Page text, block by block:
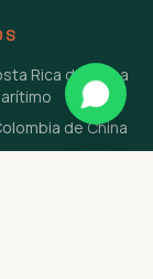
Rica de China
de China